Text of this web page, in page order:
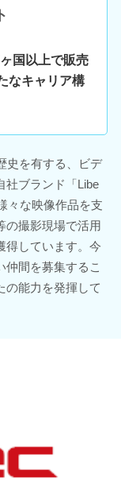
国以上で販売
なキャリア構
史を有する、ビデ
社ブランド「Libe
々な映像作品を支
の撮影現場で活用
得しています。今
仲間を募集するこ
の能力を発揮して